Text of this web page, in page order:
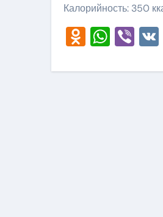
Калорийность: 350